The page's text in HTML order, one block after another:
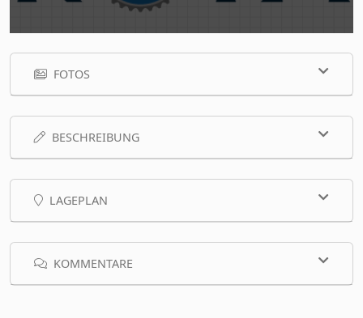
FOTOS
BESCHREIBUNG
LAGEPLAN
KOMMENTARE